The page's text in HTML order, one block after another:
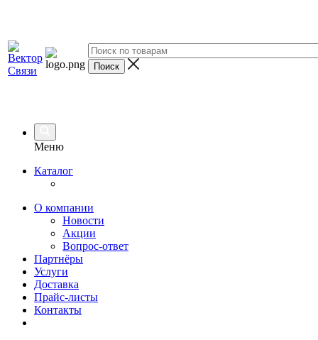
Меню
Каталог
О компании
Новости
Акции
Вопрос-ответ
Партнёры
Услуги
Доставка
Прайс-листы
Контакты